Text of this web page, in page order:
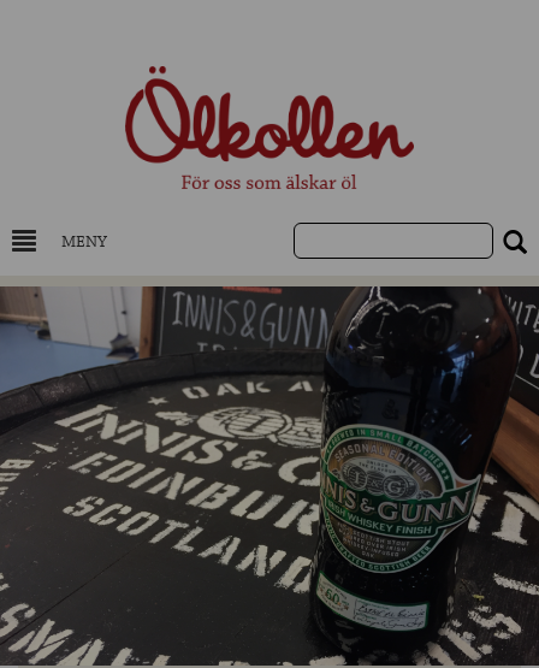
MENY
DRYCKESKUNSKAP
NYHETER
UTVALDA ÖL
UTVALDA CIDER
UTVALDA DESTILLAT
OM ÖLKOLLEN
KONTAKTA OSS